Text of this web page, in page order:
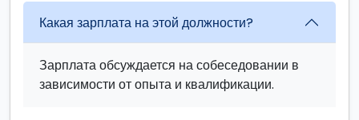
Какая зарплата на этой должности?
Зарплата обсуждается на собеседовании в
зависимости от опыта и квалификации.